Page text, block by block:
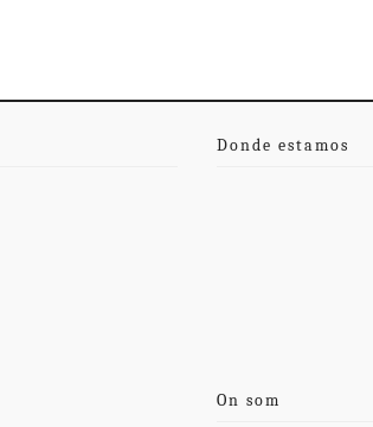
Donde estamos
On som